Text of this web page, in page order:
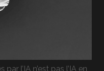
l’IA n’est pas l’IA en